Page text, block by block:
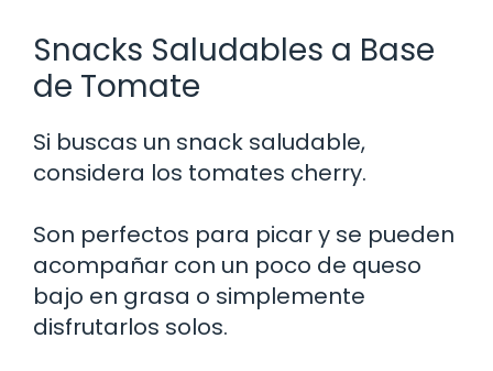
Snacks Saludables a Base
de Tomate
Si buscas un snack saludable,
considera los tomates cherry.
Son perfectos para picar y se pueden
acompañar con un poco de queso
bajo en grasa o simplemente
disfrutarlos solos.